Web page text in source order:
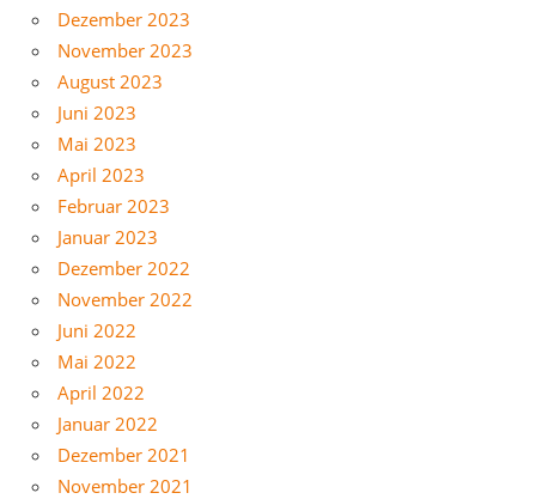
Dezember 2023
November 2023
August 2023
Juni 2023
Mai 2023
April 2023
Februar 2023
Januar 2023
Dezember 2022
November 2022
Juni 2022
Mai 2022
April 2022
Januar 2022
Dezember 2021
November 2021